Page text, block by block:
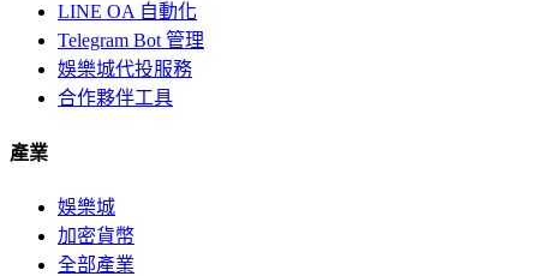
LINE OA 自動化
Telegram Bot 管理
娛樂城代投服務
合作夥伴工具
產業
娛樂城
加密貨幣
全部產業